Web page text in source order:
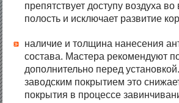
препятствует доступу воздуха
полость и исключает развитие
наличие и толщина нанесения
состава. Мастера рекомендуют
дополнительно перед
заводским покрытием это
покрытия в процессе